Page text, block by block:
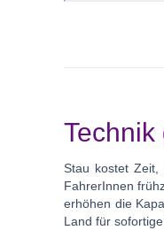
Technik
Stau kostet Zeit,
FahrerInnen
erhöhen die
Land für